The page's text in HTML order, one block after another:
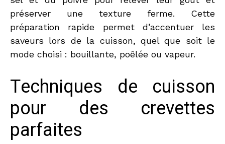
préserver une texture ferme. Cette
préparation rapide permet d’accentuer les
saveurs lors de la cuisson, quel que soit le
mode choisi : bouillante, poêlée ou vapeur.
Techniques de cuisson
pour des crevettes
parfaites